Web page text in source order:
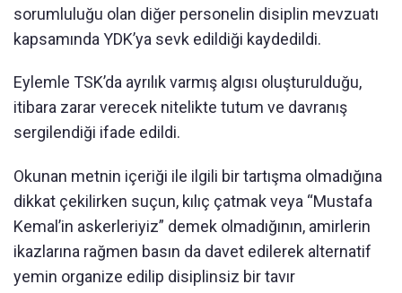
sorumluluğu olan diğer personelin disiplin mevzuatı
kapsamında YDK’ya sevk edildiği kaydedildi.
Eylemle TSK’da ayrılık varmış algısı oluşturulduğu,
itibara zarar verecek nitelikte tutum ve davranış
sergilendiği ifade edildi.
Okunan metnin içeriği ile ilgili bir tartışma olmadığına
dikkat çekilirken suçun, kılıç çatmak veya “Mustafa
Kemal’in askerleriyiz” demek olmadığının, amirlerin
ikazlarına rağmen basın da davet edilerek alternatif
yemin organize edilip disiplinsiz bir tavır